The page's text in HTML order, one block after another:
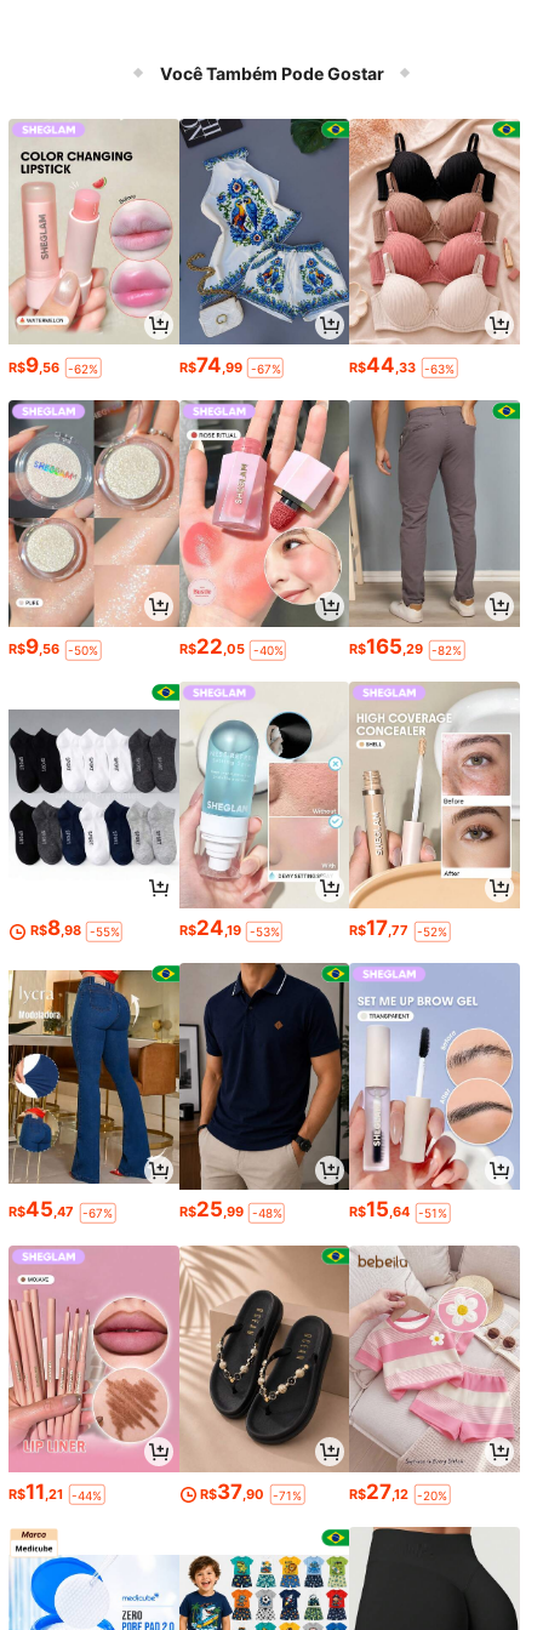
Você Também Pode Gostar
R$9 ,56 -62% R$74 ,99 -67% R$44 ,33 -63%
R$9,56 -50% R$22,05 -40% R$165,29 -82%
R$8,98 -55% R$24,19 -53% R$17,77 -52%
R$45,47 -67% R$25,99 -48% R$15,64 -51%
R$11 ,21 -44% R$37 ,90 -71% R$27,12 -20%